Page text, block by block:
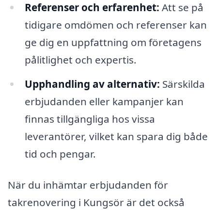
Referenser och erfarenhet: Att se på
tidigare omdömen och referenser kan
ge dig en uppfattning om företagens
pålitlighet och expertis.
Upphandling av alternativ: Särskilda
erbjudanden eller kampanjer kan
finnas tillgängliga hos vissa
leverantörer, vilket kan spara dig både
tid och pengar.
När du inhämtar erbjudanden för
takrenovering i Kungsör är det också